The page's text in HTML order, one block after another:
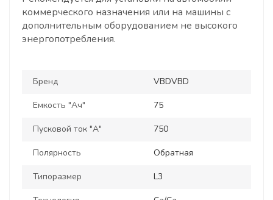
коммерческого назначения или на машины с
дополнительным оборудованием не высокого
энергопотребления.
Бренд VBDVBD
Емкость "Ач" 75
Пусковой ток "А" 750
Полярность Обратная
Типоразмер L3